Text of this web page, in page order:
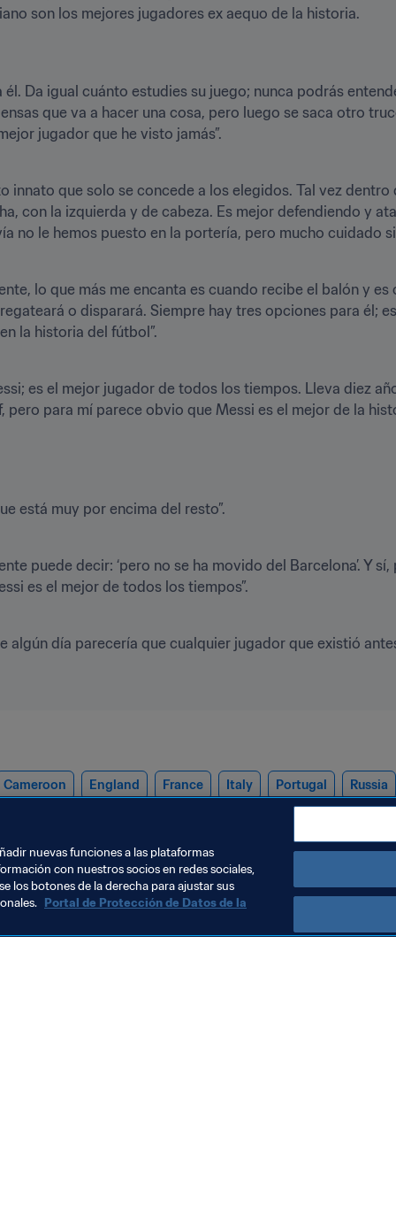
son los mejores jugadores ex aequo de la historia.
Da igual cuánto estudies su juego; nunca podrás
que va a hacer una cosa, pero luego se saca otro
innato que solo se concede a los elegidos. Tal vez
con la izquierda y de cabeza. Es mejor defendiendo y
lo que más me encanta es cuando recibe el balón y
o disparará. Siempre hay tres opciones para él;
es el mejor jugador de todos los tiempos. Lleva diez
puede decir: ‘pero no se ha movido del Barcelona’. Y
algún día parecería que cualquier jugador que existió
Cameroon England France Italy Portugal Russia
nuevas funciones a las plataformas
con nuestros socios en redes sociales,
los botones de la derecha para ajustar sus
Portal de Protección de Datos de la